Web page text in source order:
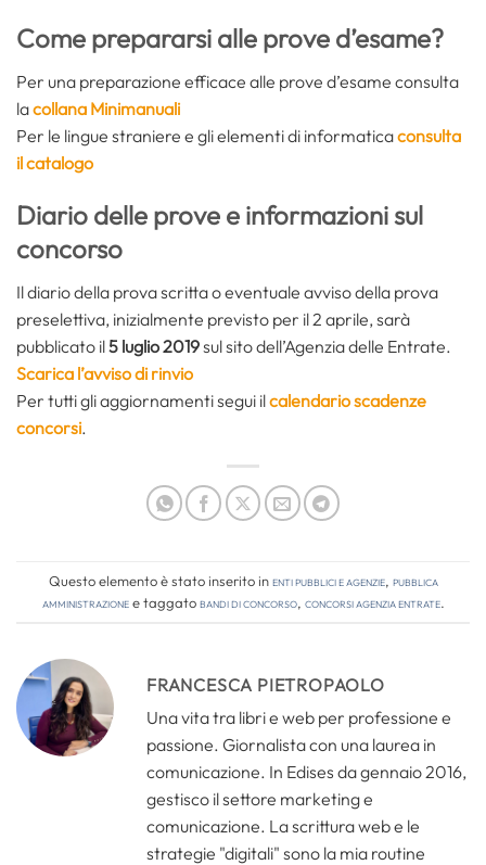
Come prepararsi alle prove d’esame?
Per una preparazione efficace alle prove d’esame consulta
lacollana Minimanuali
Per le lingue straniere e gli elementi di informaticaconsulta
il catalogo
Diario delle prove e informazioni sul
concorso
Il diario della prova scritta o eventuale avviso della prova
preselettiva, inizialmente previsto per il 2 aprile, sarà
pubblicato il5 luglio 2019sul sito dell’Agenzia delle Entrate.
Scarica l’avviso di rinvio
Per tutti gli aggiornamenti segui ilcalendario scadenze
concorsi.
Questo elemento è stato inserito inEnti pubblici e agenzie, Pubblica
amministrazionee taggatobandi di concorso, concorsi agenzia entrate.
FRANCESCA PIETROPAOLO
Una vita tra libri e web per professione e
passione. Giornalista con una laurea in
comunicazione. In Edises da gennaio 2016,
gestisco il settore marketing e
comunicazione. La scrittura web e le
strategie "digitali" sono la mia routine